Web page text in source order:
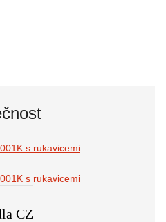
s rukavicemi
s rukavicemi
CZ